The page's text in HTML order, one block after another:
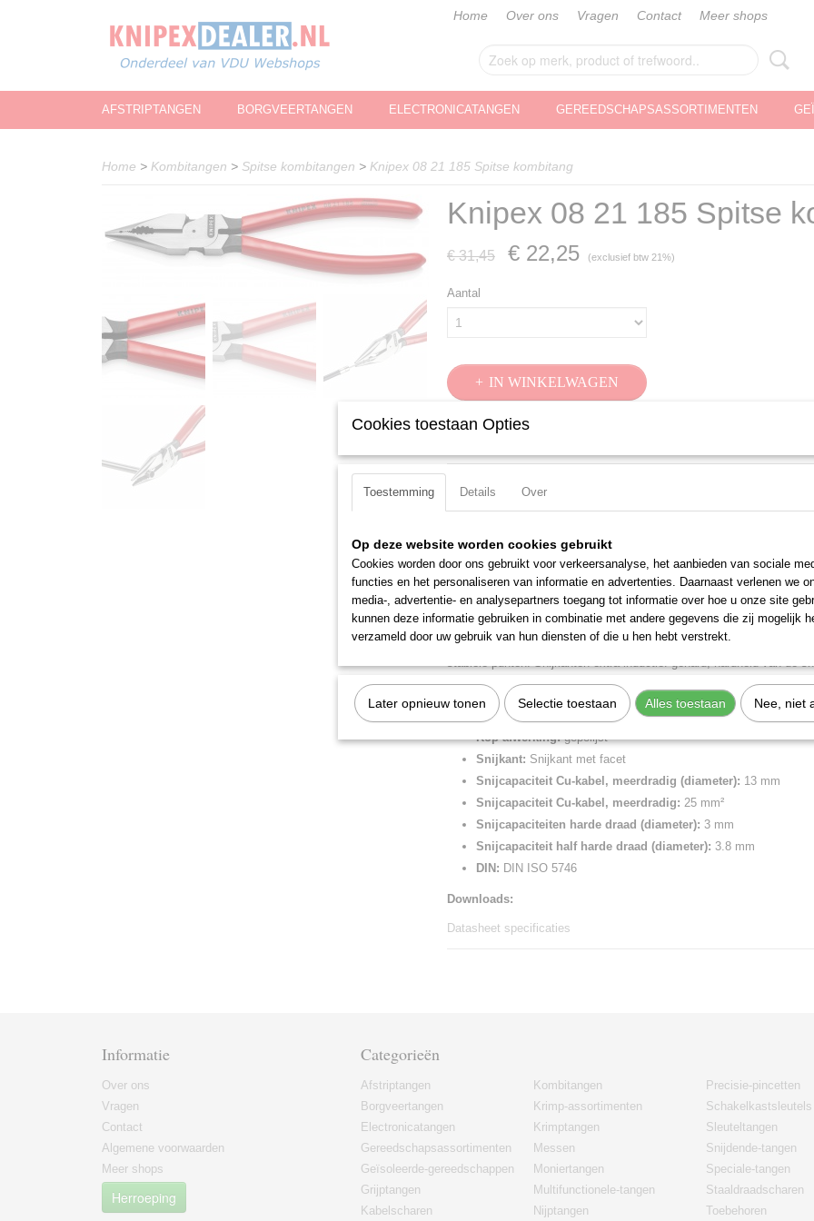
Home Over ons Vragen Contact Meer shops
AFSTRIPTANGEN BORGVEERTANGEN ELECTRONICATANGEN GEREEDSCHAPSASSORTIMENTEN
Home > Kombitangen > Spitse kombitangen > Knipex 08 21 185 Spitse kombitang
Knipex 08 21 185 Spitse
€ 31,45 € 22,25 (exclusief btw 21%)
Aantal
IN WINKELWAGEN
EAN code
Productcode leverancier
08 21 185
Bruto gewicht
Afmetingen (l,b,h)
19,10 x 5,10 x 1,40
Spitse kombitang
Eenvoudig snijden dankzij krachtig scharnier met grote overbrenging.
installatie- en reparatiewerkzaamheden. Makkelijk te hanteren in
dankzij de slanke vorm van de kop met spits uitlopende bekken
Door de gefreesde groef in de grijpzone kunnen kleine werkstukken
bouten stevig vastgehouden en getrokken worden.De betrouwbare
voor onderweg. Met lemmeten voor zachte, middelharde en harde
stabiele punten. Snijkanten extra inductief gehard, hardheid van de
Tang afwerking:
zwart geatramenteerd
Handgrepen:
met kunststof bekleed
Kop afwerking:gepolijst
Snijkant: Snijkant met facet
Snijcapaciteit Cu-kabel, meerdradig (diameter): 13 mm
Snijcapaciteit Cu-kabel, meerdradig: 25 mm²
Snijcapaciteiten harde draad (diameter): 3 mm
Snijcapaciteit half harde draad (diameter): 3.8 mm
DIN: DIN ISO 5746
Downloads:
Datasheet specificaties
Informatie
Over ons
Vragen
Contact
Algemene voorwaarden
Meer shops
Herroeping
Categorieën
Afstriptangen
Borgveertangen
Electronicatangen
Gereedschapsassortimenten
Geïsoleerde-gereedschappen
Grijptangen
Kabelscharen
Kombitangen
Krimp-assortimenten
Krimptangen
Messen
Moniertangen
Multifunctionele-tangen
Nijptangen
Precisie-pincetten
Schakelkastsleutels
Sleuteltangen
Snijdende-tangen
Speciale-tangen
Staaldraadscharen
Toebehoren
Cookies toestaan Opties
Toestemming Details Over
Op deze website worden cookies gebruikt
Cookies worden door ons gebruikt voor verkeersanalyse, het aanbieden van sociale
functies en het personaliseren van informatie en advertenties. Daarnaast verlenen we
media-, advertentie- en analysepartners toegang tot informatie over hoe u onze site
kunnen deze informatie gebruiken in combinatie met andere gegevens die zij mogelijk
verzameld door uw gebruik van hun diensten of die u hen hebt verstrekt.
Later opnieuw tonen Selectie toestaan Alles toestaan Nee, niet